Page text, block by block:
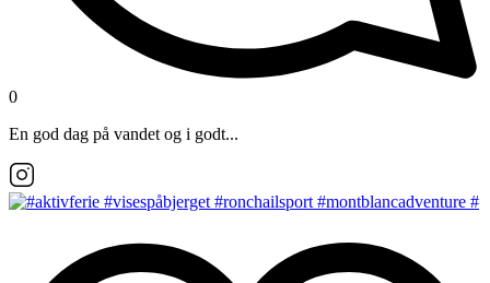
0
En god dag på vandet og i godt...